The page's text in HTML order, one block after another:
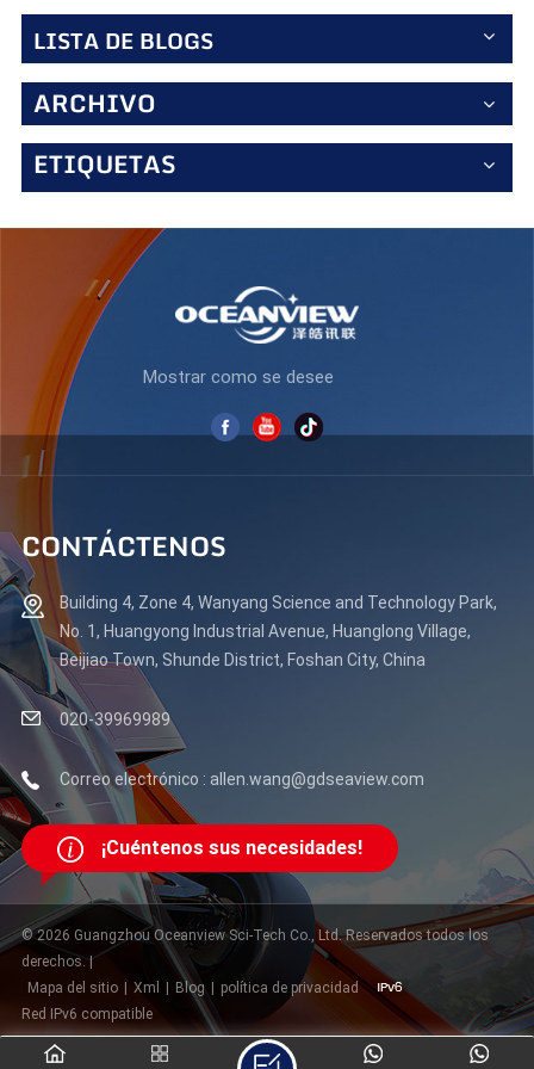
medios. 5. Brillo de 250 cd/m²: proporciona una visibilidad
que reduce la fatiga visual durante largas horas de uso. 6.
Diseño elegante y profesional: una construcción delgada y
moderna que complementa cualquier espacio de trabajo y
maximiza el espacio de la pantalla.Ideal para
profesionales de negocios: Ya sea que trabaje con hojas
K238F100 ofrece fiabilidad, claridad y comodidad
ergonómica. Su rápido tiempo de respuesta y alta
frecuencia de actualización lo hacen ideal tanto para
trabajo de oficina como para uso multimedia ligero,
mientras que su amplio ángulo de visión garantiza una
calidad de imagen uniforme para la colaboración en
equipo. Actualice su espacio de trabajo con el K238F100,
donde el rendimiento se combina con el profesionalismo.
LISTA DE BLOGS
ARCHIVO
ETIQUETAS
Mostrar como se desee
CONTÁCTENOS
Building 4, Zone 4, Wanyang Science and Technology Park,
No. 1, Huangyong Industrial Avenue, Huanglong Village,
Beijiao Town, Shunde District, Foshan City, China
020-39969989
Correo electrónico : allen.wang@gdseaview.com
¡Cuéntenos sus necesidades!
© 2026 Guangzhou Oceanview Sci-Tech Co., Ltd. Reservados todos los
derechos. |
Mapa del sitio | Xml | Blog | política de privacidad
Red IPv6 compatible